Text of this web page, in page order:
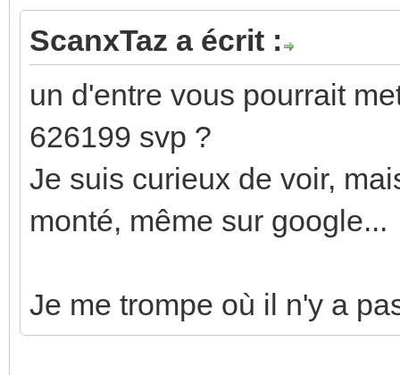
ScanxTaz a écrit :
un d'entre vous pourrait
626199 svp ?
Je suis curieux de voir,
monté, même sur google...
Je me trompe où il n'y a